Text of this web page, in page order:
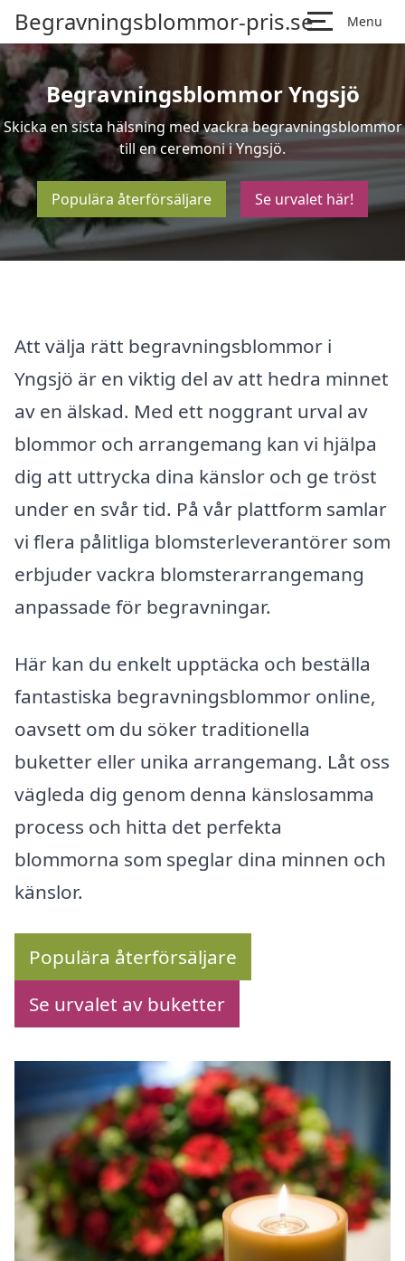
Begravningsblommor-pris.se Menu
Begravningsblommor Yngsjö
Skicka en sista hälsning med vackra begravningsblommor
till en ceremoni i Yngsjö.
Populära återförsäljare Se urvalet här!
Att välja rätt begravningsblommor i
Yngsjö är en viktig del av att hedra minnet
av en älskad. Med ett noggrant urval av
blommor och arrangemang kan vi hjälpa
dig att uttrycka dina känslor och ge tröst
under en svår tid. På vår plattform samlar
vi flera pålitliga blomsterleverantörer som
erbjuder vackra blomsterarrangemang
anpassade för begravningar.
Här kan du enkelt upptäcka och beställa
fantastiska begravningsblommor online,
oavsett om du söker traditionella
buketter eller unika arrangemang. Låt oss
vägleda dig genom denna känslosamma
process och hitta det perfekta
blommorna som speglar dina minnen och
känslor.
Populära återförsäljare
Se urvalet av buketter